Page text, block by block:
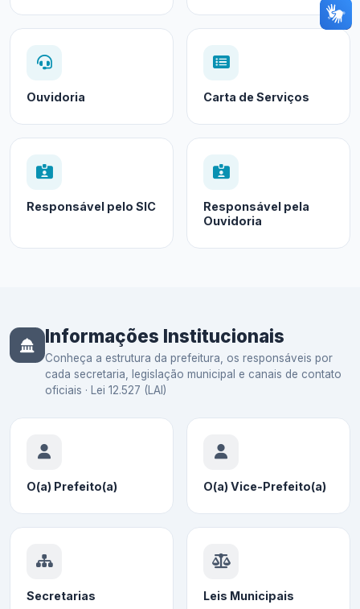
Ouvidoria Carta de Serviços
Responsável pelo SIC
Responsável pela
Ouvidoria
Informações Institucionais
Conheça a estrutura da prefeitura, os responsáveis por
cada secretaria, legislação municipal e canais de contato
oficiais · Lei 12.527 (LAI)
O(a) Prefeito(a) O(a) Vice-Prefeito(a)
Secretarias Leis Municipais